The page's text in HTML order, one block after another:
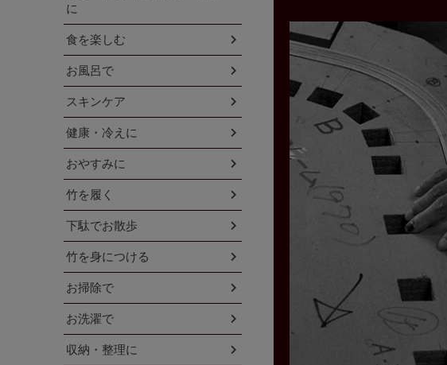
に
食を楽しむ
お風呂で
スキンケア
健康・冷えに
おやすみに
竹を履く
下駄でお散歩
竹を身につける
お掃除で
お洗濯で
収納・整理に